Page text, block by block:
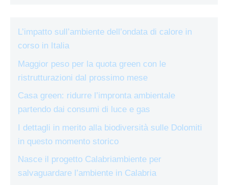
L’impatto sull’ambiente dell’ondata di calore in
corso in Italia
Maggior peso per la quota green con le
ristrutturazioni dal prossimo mese
Casa green: ridurre l’impronta ambientale
partendo dai consumi di luce e gas
I dettagli in merito alla biodiversità sulle Dolomiti
in questo momento storico
Nasce il progetto Calabriambiente per
salvaguardare l’ambiente in Calabria